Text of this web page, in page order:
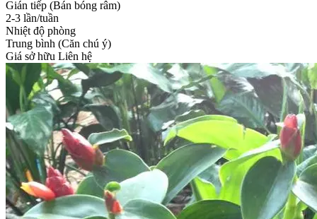
Gián tiếp (Bán bóng râm)
2-3 lần/tuần
Nhiệt độ phòng
Trung bình (Căn chú ý)
Giá sở hữu Liên hệ